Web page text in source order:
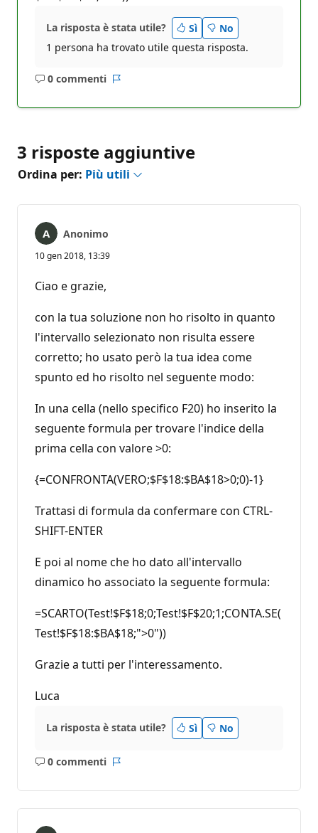
La risposta è stata utile? Sì
No
1 persona ha trovato utile questa risposta.
0 commenti
Nessun
3 risposte aggiuntive
Ordina per: Più utili
Anonimo
10 gen 2018, 13:39
Ciao e grazie,
con la tua soluzione non ho risolto in quanto
l'intervallo selezionato non risulta essere
corretto; ho usato però la tua idea come
spunto ed ho risolto nel seguente modo:
In una cella (nello specifico F20) ho inserito la
seguente formula per trovare l'indice della
prima cella con valore >0:
{=CONFRONTA(VERO;$F$18:$BA$18>0;0)-1}
Trattasi di formula da confermare con CTRL-
SHIFT-ENTER
E poi al nome che ho dato all'intervallo
dinamico ho associato la seguente formula:
=SCARTO(Test!$F$18;0;Test!$F$20;1;CONTA.SE(
Test!$F$18:$BA$18;">0"))
Grazie a tutti per l'interessamento.
Luca
La risposta è stata utile? Sì No
0 commenti
Nessun